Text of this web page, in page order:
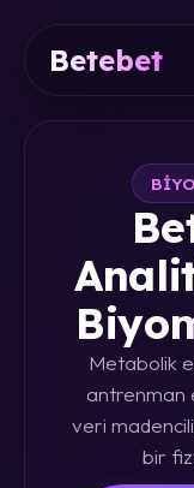
Betebet
Metabolik
antrenman
veri
bir